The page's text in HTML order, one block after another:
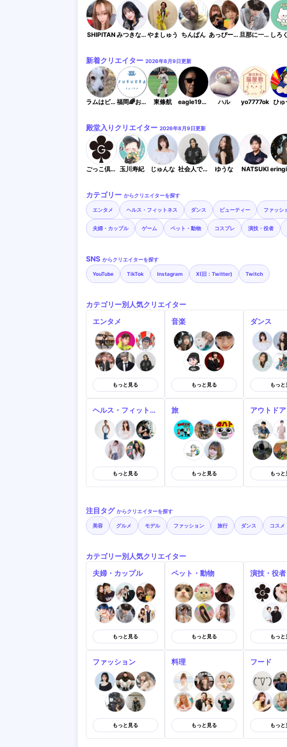
SHIPITAN みつきなんだよね やましゅう ちんぱん あっぴー&まっぴー🌈🖍 旦那に一目惚れした女
新着クリエイター 2026年8月9日更新
ラムはビーグル似の男子犬 福岡🌈おでかけ＆イベント情報 東條航 eagle19531227 ハル yo7777ok ひゅ
殿堂入りクリエイター 2026年8月9日更新
ごっこ倶楽部 玉川寿紀 じゅんな 社会人ですけど何か？ ゆうな NATSUKI
カテゴリー からクリエイターを探す
エンタメ ヘルス・フィットネス ダンス ビューティー ファッシ
夫婦・カップル ゲーム ペット・動物 コスプレ 演技・役者
SNS からクリエイターを探す
YouTube TikTok Instagram X(旧：Twitter) Twitch
カテゴリー別人気クリエイター
エンタメ
もっと見る
音楽
もっと見る
ダンス
もっと
ヘルス・フィットネス
もっと見る
旅
もっと見る
アウトドア
もっと
注目タグ からクリエイターを探す
美容 グルメ モデル ファッション 旅行 ダンス コスメ
カテゴリー別人気クリエイター
夫婦・カップル
もっと見る
ペット・動物
もっと見る
演技・役者
もっと
ファッション
もっと見る
料理
もっと見る
フード
もっと